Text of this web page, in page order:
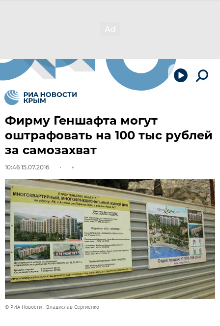
Фирму Геншафта могут
оштрафовать на 100 тыс рублей
за самозахват
10:46 15.07.2016
© РИА Новости . Владислав Сергиенко